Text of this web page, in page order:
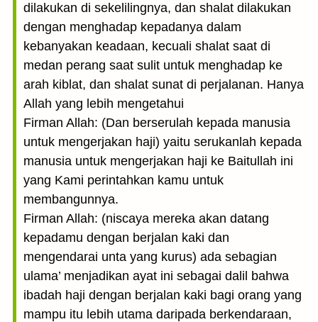
dilakukan di sekelilingnya, dan shalat dilakukan
dengan menghadap kepadanya dalam
kebanyakan keadaan, kecuali shalat saat di
medan perang saat sulit untuk menghadap ke
arah kiblat, dan shalat sunat di perjalanan. Hanya
Allah yang lebih mengetahui
Firman Allah: (Dan berserulah kepada manusia
untuk mengerjakan haji) yaitu serukanlah kepada
manusia untuk mengerjakan haji ke Baitullah ini
yang Kami perintahkan kamu untuk
membangunnya.
Firman Allah: (niscaya mereka akan datang
kepadamu dengan berjalan kaki dan
mengendarai unta yang kurus) ada sebagian
ulama’ menjadikan ayat ini sebagai dalil bahwa
ibadah haji dengan berjalan kaki bagi orang yang
mampu itu lebih utama daripada berkendaraan,